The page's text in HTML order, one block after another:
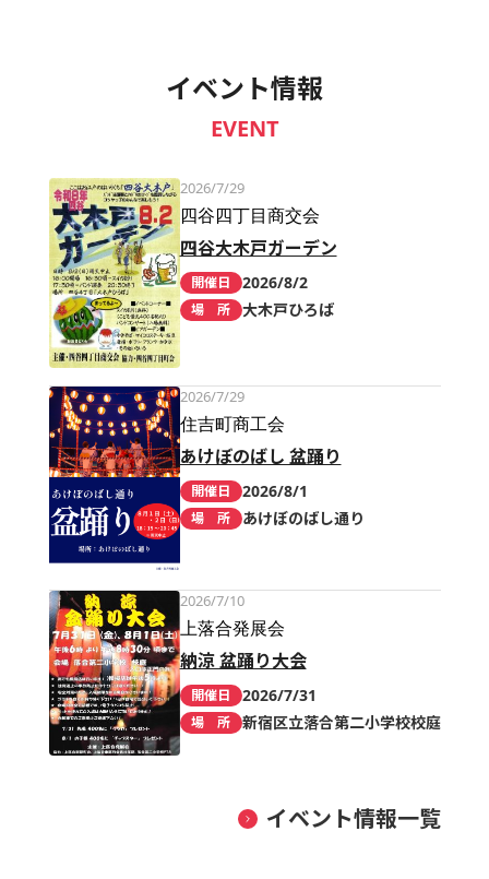
イベント情報
EVENT
2026/7/29
四谷四丁目商交会
四谷大木戸ガーデン
開催日 2026/8/2
場 所 大木戸ひろば
2026/7/29
住吉町商工会
あけぼのばし 盆踊り
開催日 2026/8/1
場 所 あけぼのばし通り
2026/7/10
上落合発展会
納涼 盆踊り大会
開催日 2026/7/31
場 所 新宿区立落合第二小学校校庭
イベント情報一覧